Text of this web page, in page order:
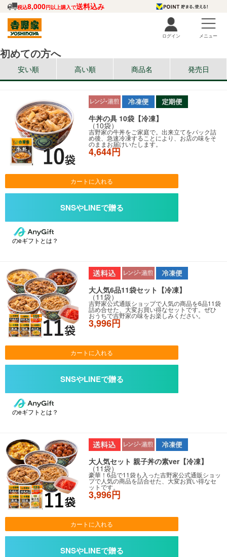
税込8,000円以上購入で送料込み
ログイン メニュー
初めての方へ
安い順 高い順 商品名 発売日
牛丼の具 10袋【冷凍】
（10袋）
吉野家の牛丼をご家庭で。出来立てをパック詰
め後、急速冷凍することにより、お店の味をそ
のままお届けいたします。
4,644円
カートに入れる
のeギフトとは？
大人気6品11袋セット【冷凍】
（11袋）
吉野家公式通販ショップで人気の商品を6品11袋
詰め合せた、大変お買い得なセットです。ぜひ
おうちで吉野家の味をお楽しみください。
3,996円
カートに入れる
のeギフトとは？
大人気セット 親子丼の素ver【冷凍】
（11袋）
豪華！6品で11袋も入った吉野家公式通販ショッ
プで人気の商品を詰合せた、大変お買い得なセ
ットです。
3,996円
カートに入れる